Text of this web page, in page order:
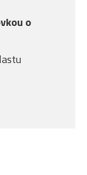
o